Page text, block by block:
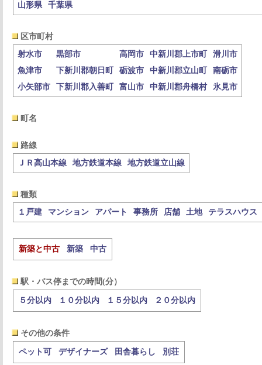
山形県
千葉県
区市町村
射水市
黒部市 高岡市 中新川郡上市町
滑川市
魚津市
下新川郡朝日町 砺波市 中新川郡立山町
南砺市
小矢部市
下新川郡入善町 富山市 中新川郡舟橋村 氷見市
町名
路線
ＪＲ高山本線
地方鉄道本線 地方鉄道立山線
種類
１戸建
マンション アパート 事務所 店舗 土地 テラスハウス
新築と中古 新築 中古
駅・バス停までの時間(分）
５分以内 １０分以内 １５分以内 ２０分以内
その他の条件
ペット可 デザイナーズ 田舎暮らし 別荘